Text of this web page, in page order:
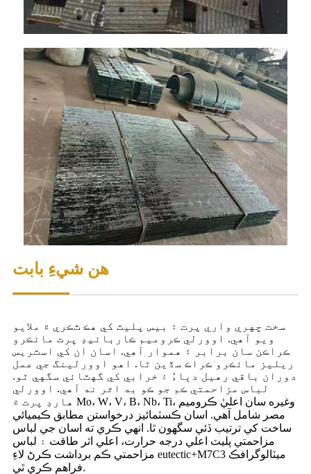
هن شيءِ بابت
سخت چهري واري پرت ۽ بيس پليٽ کي هڪ ٽڪري ۾ ملايو
ويو آهي. اوورلي ڪروميم ڪاربائيڊ پرت مائڪرو
ڪراڪن سان برابر ۽ هموار آهي. اسان ان کي اسٽريس
ريليز مائڪرو ڪراڪ سڏين ٿا. اهو اوورلينگ جي عمل
دوران باقي رهيل دٻاءُ ۽ خرابي کي گهٽائي سگهي ٿو.
لباس مزاحمتي ڪم جو ڪو به اثر نه آهي. اوورلي
هارڊ پرت ۾ Mo، W، V، B، Nb، Ti، وغيره سان اعليٰ ڪروميم
مصر شامل آهي. اسان ڪسٽمائيز درخواستن مطابق ڪيميائي
ساخت کي ترتيب ڏئي سگهون ٿا. انهي ڪري ته اسان جي لباس
مزاحمتي پليٽ اعلي درجه حرارت، اعلي اثر طاقت ۽ لباس
مزاحمتي ڪم برداشت ڪرڻ لاءِ eutectic+M7C3 ميٽالوگرافڪ
فراهم ڪري ٿي.